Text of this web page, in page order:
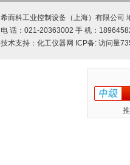
希而科工业控制设备（上海）有限公司
电 话：021-20363002 手 机：
技术支持： 化工仪器网 ICP备: 访问量